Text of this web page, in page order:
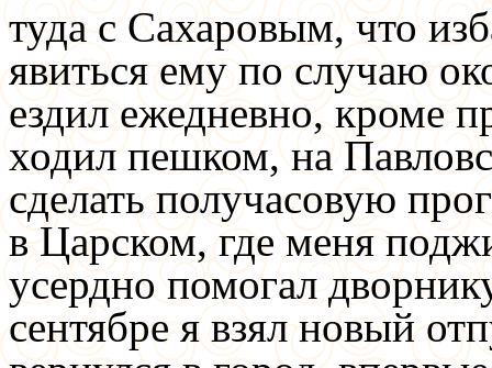
туда с Сахаровым, что
явиться ему по случаю
ездил ежедневно, кроме
ходил пешком, на
сделать получасовую
в Царском, где меня
усердно помогал
сентябре я взял новый